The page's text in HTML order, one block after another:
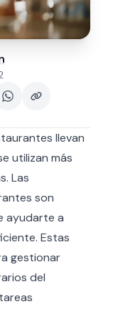
llevan
utilizan más
Las
son
ayudarte a
Estas
gestionar
del